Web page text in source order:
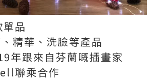
品
精華、洗臉等產品
跟來自芬蘭嘅插畫家
聯乘合作